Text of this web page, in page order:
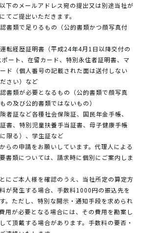
下のメールアドレス宛の提出又は別途当社が
てご提出いただきます。
書類で足りるもの（公的書類かつ顔写真付
転経歴証明書（平成24年4月1日以降交付の
ート、在留カード、特別永住者証明書、マ
ド（個人番号の記載された面は送付しない
さい）など
書類が必要となるもの（公的書類で顔写真
の及び公的書類ではないもの）
者証など各種社会保険証、国民年金手帳、
書、特別児童扶養手当証書、母子健康手帳
に限る）、学生証など
らの申請をお願いしています。代理人による
書類については、請求時に個別にご案内しま
にご本人様を確認のうえ、当社所定の算定方
が発生する場合、手数料1000円の振込先を
。ただし、特別な開示・通知手段を求められ
用が必要となる場合には、その費用を勘案し
て頂戴する場合があります。手数料の要否・